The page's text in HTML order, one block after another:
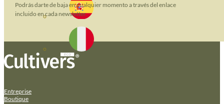
Podrás darte de baja en cualquier momento a través del enlace
incluido en cada newsletter.
Entreprise
Boutique